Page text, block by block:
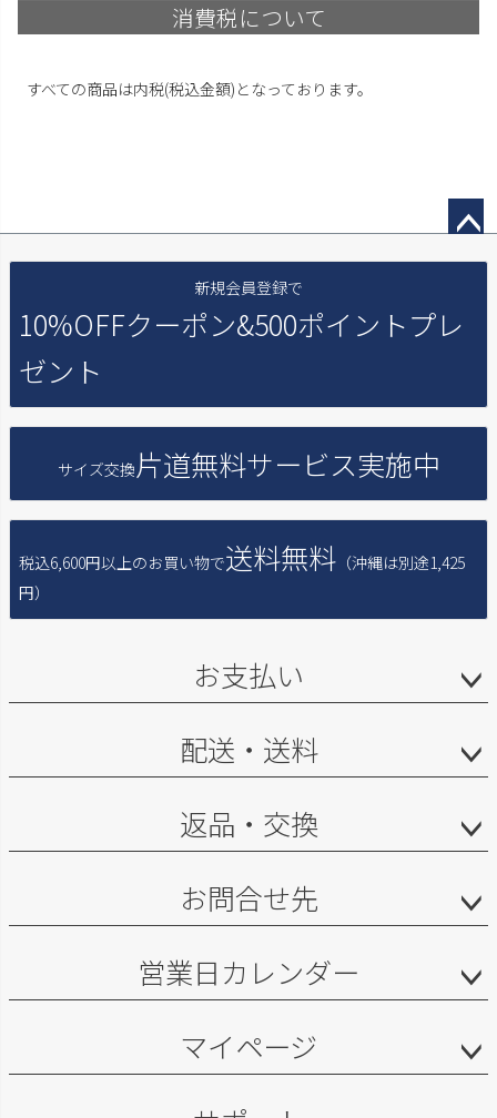
消費税について
すべての商品は内税(税込金額)となっております。
ペー
へ
新規会員登録で
10%OFFクーポン&500ポイントプレ
ゼント
サイズ交換片道無料サービス実施中
税込6,600円以上のお買い物で送料無料 （沖縄は別途1,425
円）
お支払い
配送・送料
返品・交換
お問合せ先
営業日カレンダー
マイページ